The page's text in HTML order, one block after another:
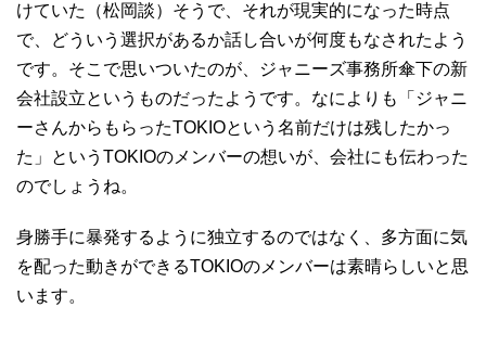
けていた（松岡談）そうで、それが現実的になった時点
で、どういう選択があるか話し合いが何度もなされたよう
です。そこで思いついたのが、ジャニーズ事務所傘下の新
会社設立というものだったようです。なによりも「ジャニ
ーさんからもらったTOKIOという名前だけは残したかっ
た」というTOKIOのメンバーの想いが、会社にも伝わった
のでしょうね。
身勝手に暴発するように独立するのではなく、多方面に気
を配った動きができるTOKIOのメンバーは素晴らしいと思
います。